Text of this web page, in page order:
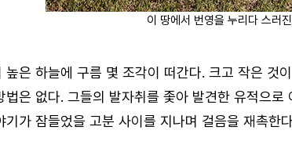
이 땅에서 번영을 누리다 스러
높은 하늘에 구름 몇 조각이 떠간다. 크고 작은 것
법은 없다. 그들의 발자취를 좇아 발견한 유적으
기가 잠들었을 고분 사이를 지나며 걸음을 재촉한